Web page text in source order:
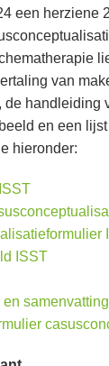
een herziene 2
van
de handleiding
en een
hieronder:
ISST